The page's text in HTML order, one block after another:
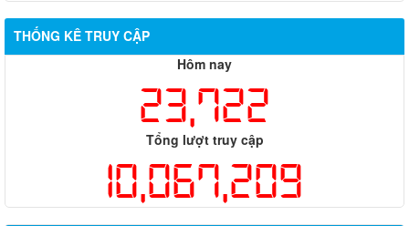
THỐNG KÊ TRUY CẬP
Hôm nay
23,722
Tổng lượt truy cập
10,067,209